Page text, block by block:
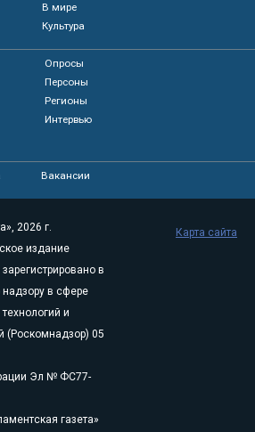
В мире
Культура
Опросы
Персоны
Регионы
Интервью
Вакансии
2026 г.
издание
в
в сфере
и
(Роскомнадзор) 05
Эл № ФС77-
газета»
Карта сайта